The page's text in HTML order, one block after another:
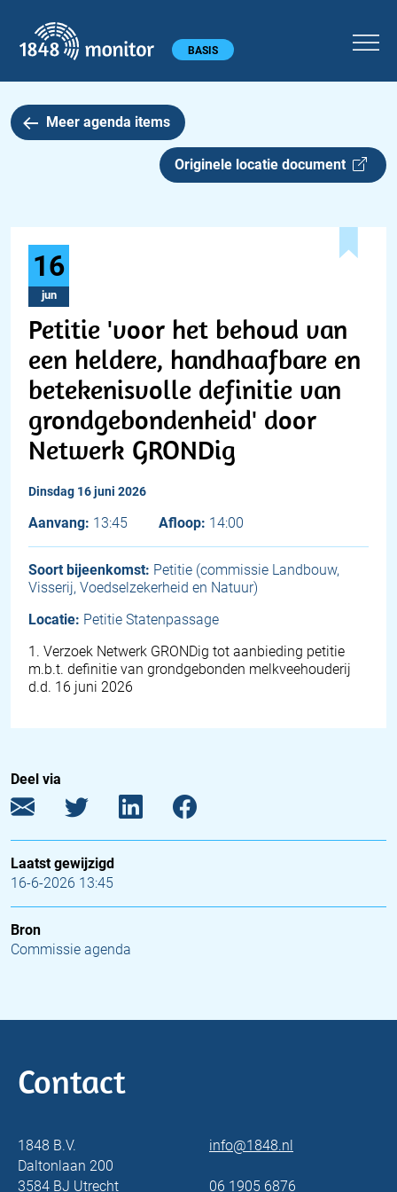
Hoofdmenu BASIS
Meer agenda items
Originele locatie document
16
jun
Petitie 'voor het behoud van
een heldere, handhaafbare en
betekenisvolle definitie van
grondgebondenheid' door
Netwerk GRONDig
dinsdag 16 juni 2026
Aanvang: 13:45 Afloop: 14:00
Soort bijeenkomst: Petitie (commissie Landbouw,
Visserij, Voedselzekerheid en Natuur)
Locatie: Petitie Statenpassage
1 . Verzoek Netwerk GRONDig tot aanbieding petitie
m.b.t. definitie van grondgebonden melkveehouderij
d.d. 16 juni 2026
Deel via
Laatst gewijzigd
16-6-2026 13:45
Bron
Commissie agenda
Contact
1848 B.V.
Daltonlaan 200
3584 BJ Utrecht
info@1848.nl
06 1905 6876